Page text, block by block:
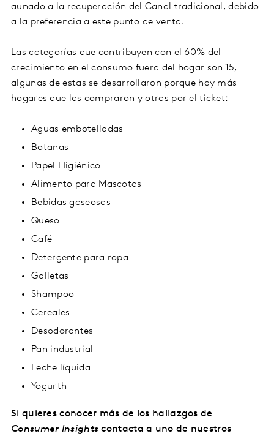
aunado a la recuperación del Canal tradicional, debido
a la preferencia a este punto de venta.
Las categorías que contribuyen con el 60% del
crecimiento en el consumo fuera del hogar son 15,
algunas de estas se desarrollaron porque hay más
hogares que las compraron y otras por el ticket:
Aguas embotelladas
Botanas
Papel Higiénico
Alimento para Mascotas
Bebidas gaseosas
Queso
Café
Detergente para ropa
Galletas
Shampoo
Cereales
Desodorantes
Pan industrial
Leche líquida
Yogurth
Si quieres conocer más de los hallazgos de
Consumer Insights contacta a uno de nuestros